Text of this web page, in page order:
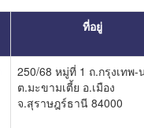
ที่อยู่
250/68 หมู่ที่ 1 ถ.กรุงเทพ
ต.มะขามเตี้ย อ.เมือง
จ.สุราษฎร์ธานี 84000